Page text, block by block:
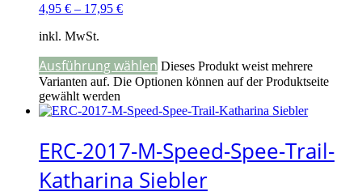
4,95 € – 17,95 €
inkl. MwSt.
Ausführung wählen Dieses Produkt weist mehrere
Varianten auf. Die Optionen können auf der Produktseite
gewählt werden
ERC-2017-M-Speed-Spee-Trail-
Katharina Siebler